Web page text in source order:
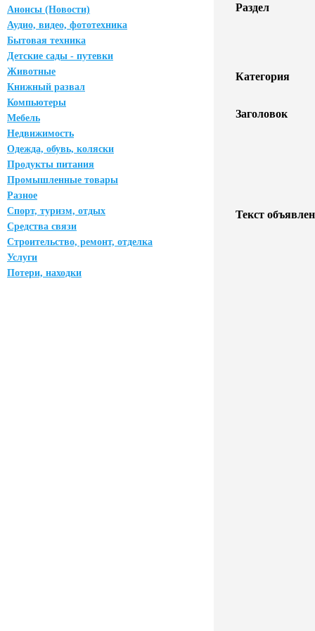
Анонсы (Новости)
Аудио, видео, фототехника
Бытовая техника
Детские сады - путевки
Животные
Книжный развал
Компьютеры
Мебель
Недвижимость
Одежда, обувь, коляски
Продукты питания
Промышленные товары
Разное
Спорт, туризм, отдых
Средства связи
Строительство, ремонт, отделка
Услуги
Потери, находки
Раздел
Категория
Заголовок
Текст